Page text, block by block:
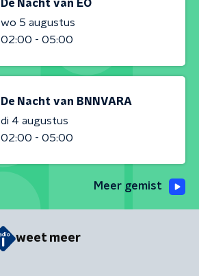
De Nacht van EO
wo 5 augustus
02:00 - 05:00
De Nacht van BNNVARA
di 4 augustus
02:00 - 05:00
Meer gemist
weet meer